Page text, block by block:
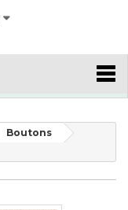
Boutons